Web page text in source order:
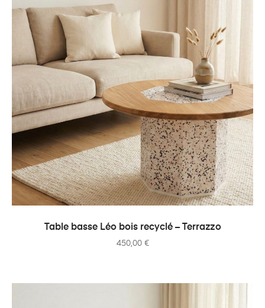
AJOUTER AU PANIER
Table basse Léo bois recyclé – Terrazzo
450,00 €